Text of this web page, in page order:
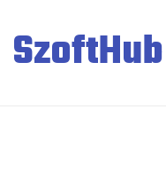
SzoftHub